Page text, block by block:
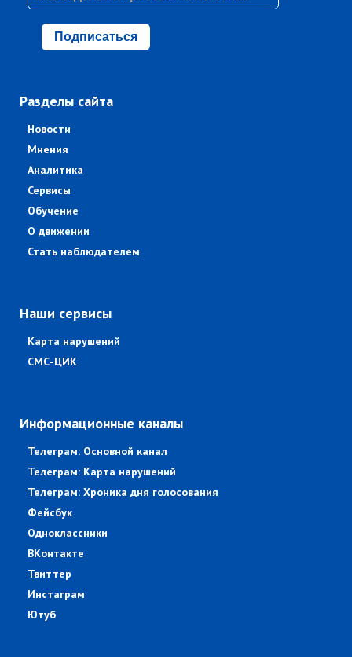
Подписаться
Разделы сайта
Новости
Мнения
Аналитика
Сервисы
Обучение
О движении
Стать наблюдателем
Наши сервисы
Карта нарушений
СМС-ЦИК
Информационные каналы
Телеграм: Основной канал
Телеграм: Карта нарушений
Телеграм: Хроника дня голосования
Фейсбук
Одноклассники
ВКонтакте
Твиттер
Инстаграм
Ютуб